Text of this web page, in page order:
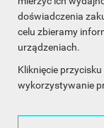
doświadczenia
celu zbieramy
urządzeniach.
Kliknięcie
wykorzystywanie
INFORMACJE
OBSŁUGA KLIENTA
WSPÓŁPRACA
ŚLEDŹ NAS NA